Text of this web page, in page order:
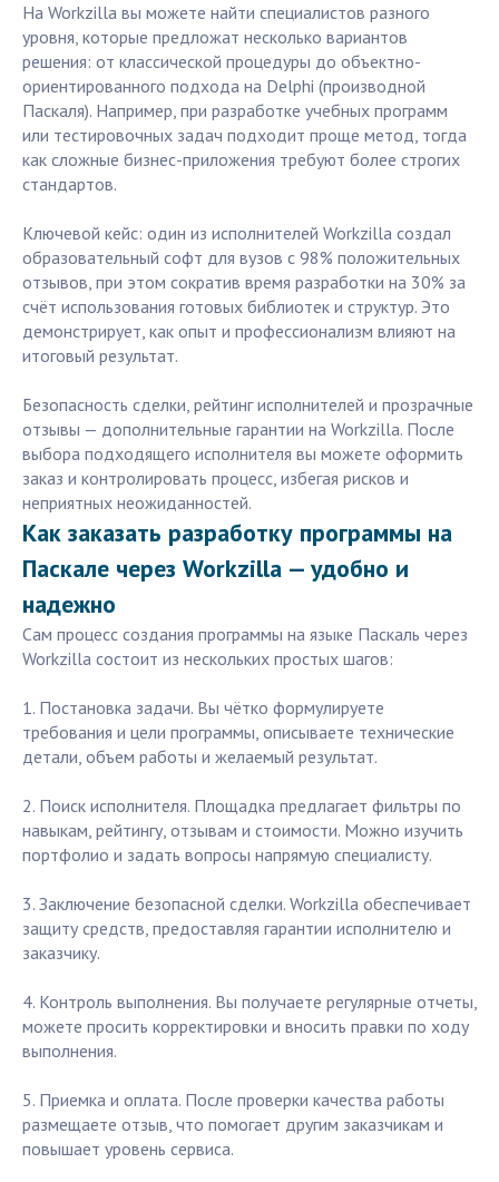
На Workzilla вы можете найти специалистов разного
уровня, которые предложат несколько вариантов
решения: от классической процедуры до объектно-
ориентированного подхода на Delphi (производной
Паскаля). Например, при разработке учебных программ
или тестировочных задач подходит проще метод, тогда
как сложные бизнес-приложения требуют более строгих
стандартов.
Ключевой кейс: один из исполнителей Workzilla создал
образовательный софт для вузов с 98% положительных
отзывов, при этом сократив время разработки на 30% за
счёт использования готовых библиотек и структур. Это
демонстрирует, как опыт и профессионализм влияют на
итоговый результат.
Безопасность сделки, рейтинг исполнителей и прозрачные
отзывы — дополнительные гарантии на Workzilla. После
выбора подходящего исполнителя вы можете оформить
заказ и контролировать процесс, избегая рисков и
неприятных неожиданностей.
Как заказать разработку программы на
Паскале через Workzilla — удобно и
надежно
Сам процесс создания программы на языке Паскаль через
Workzilla состоит из нескольких простых шагов:
1. Постановка задачи. Вы чётко формулируете
требования и цели программы, описываете технические
детали, объем работы и желаемый результат.
2. Поиск исполнителя. Площадка предлагает фильтры по
навыкам, рейтингу, отзывам и стоимости. Можно изучить
портфолио и задать вопросы напрямую специалисту.
3. Заключение безопасной сделки. Workzilla обеспечивает
защиту средств, предоставляя гарантии исполнителю и
заказчику.
4. Контроль выполнения. Вы получаете регулярные отчеты,
можете просить корректировки и вносить правки по ходу
выполнения.
5. Приемка и оплата. После проверки качества работы
размещаете отзыв, что помогает другим заказчикам и
повышает уровень сервиса.